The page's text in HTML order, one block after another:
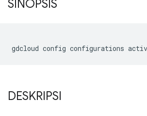
SINOPSIS
DESKRIPSI